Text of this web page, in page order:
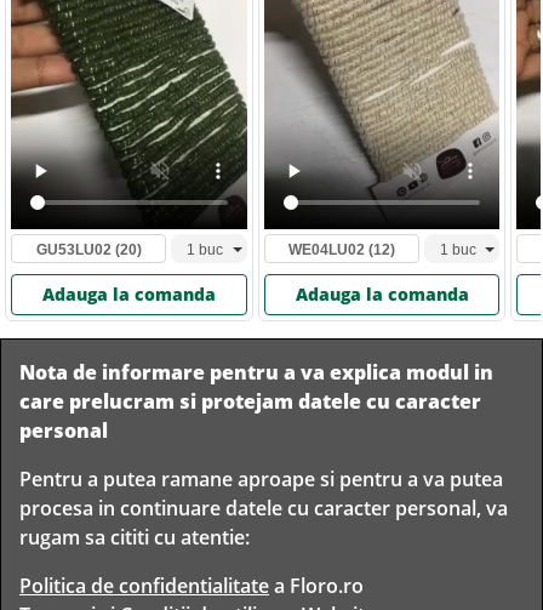
GU53LU02 (20)
Adauga la comanda
WE04LU02 (12)
Adauga la comanda
Livrare
rapida
Livram in
orice
Romania
Garantam
Nota de informare pentru a va explica modul in
care prelucram si protejam datele cu caracter
personal
Pentru a putea ramane aproape si pentru a va putea
procesa in continuare datele cu caracter personal, va
rugam sa cititi cu atentie:
Politica de confidentialitatea Floro.ro